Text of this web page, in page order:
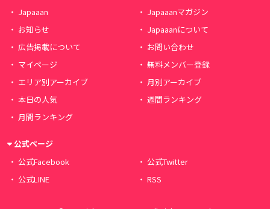
Japaaan
Japaaanマガジン
お知らせ
Japaaanについて
広告掲載について
お問い合わせ
マイページ
無料メンバー登録
エリア別アーカイブ
月別アーカイブ
本日の人気
週間ランキング
月間ランキング
公式ページ
公式Facebook
公式Twitter
公式LINE
RSS